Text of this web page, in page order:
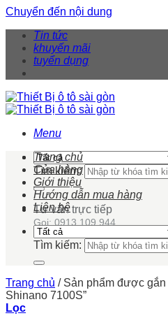
Chuyển đến nội dung
Tin tức
khuyến mãi
tuyển dụng
Menu
Tìm kiếm:
Tư vấn trực tiếp
Gọi: 0913 109 944
Trang chủ
Cửa hàng
Giới thiệu
Hướng dẫn mua hàng
Liên hệ
Tìm kiếm:
Trang chủ /Sản phẩm được gắn
Shinano 7100S”
Lọc